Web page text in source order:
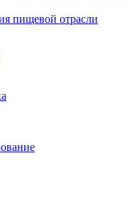
пищевой отрасли